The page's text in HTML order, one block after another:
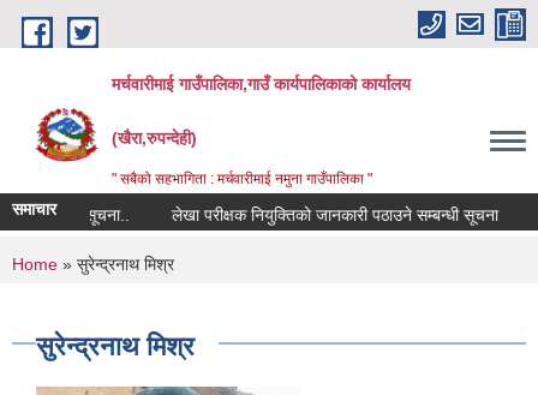
Skip to main content
मर्चवारीमाई गाउँपालिका,गाउँ कार्यपालिकाको कार्यालय
(खैरा,रुपन्देही)
" सबैको सहभागिता : मर्चवारीमाई नमुना गाउँपालिका "
समाचार
सम्बन्धी सूचना.. लेखा परीक्षक नियुक्तिको जानकारी पठाउने सम्बन्धी सूचना
You are here
Home » सुरेन्द्रनाथ मिश्र
सुरेन्द्रनाथ मिश्र